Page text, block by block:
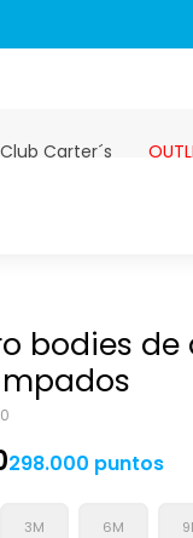
Club Carter´s
bodies
298.000 puntos
3M 6M